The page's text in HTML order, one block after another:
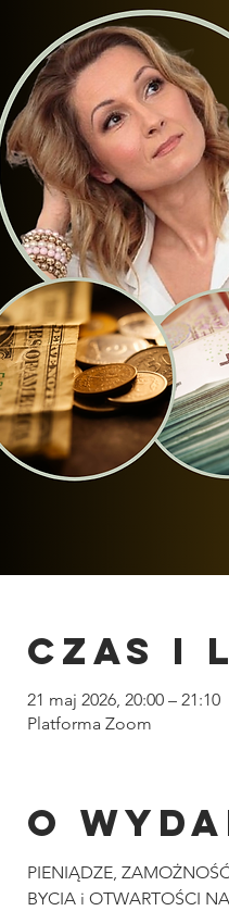
Czas i
21 maj 2026, 20:00 – 21:10
Platforma Zoom
O
PIENIĄDZE,
BYCIA i OTWARTOŚCI